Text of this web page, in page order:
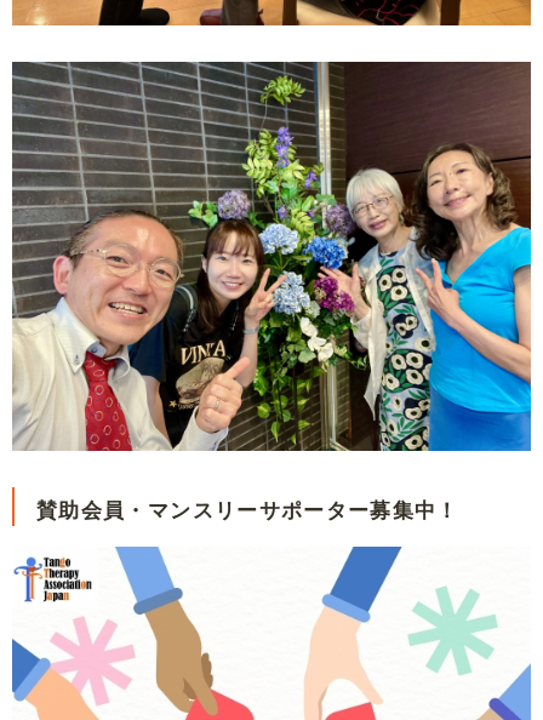
賛助会員・マンスリーサポーター募集中！